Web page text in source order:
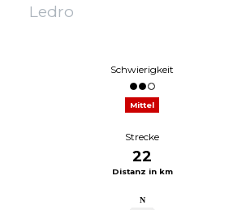
Ledro
Schwierigkeit
Mittel
Strecke
22
Distanz in km
N